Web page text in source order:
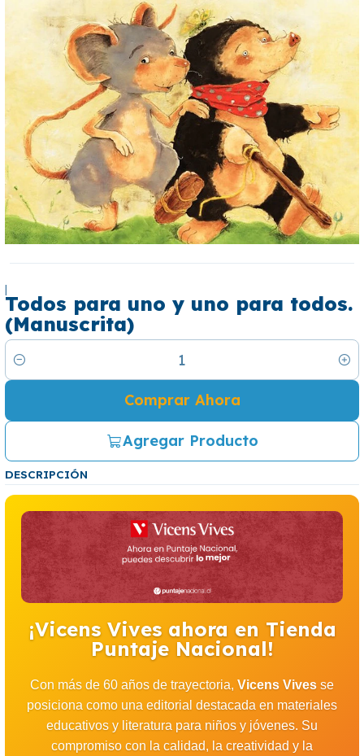
|
Todos para uno y uno para todos.
(Manuscrita)
Cantidad
Agregar Producto
Comprar Ahora
DESCRIPCIÓN
¡Vicens Vives ahora en Tienda
Puntaje Nacional!
Con más de 60 años de trayectoria, Vicens Vives se
posiciona como una editorial destacada en materiales
educativos y literatura para niños y jóvenes. Su
compromiso con la calidad, la creatividad y la